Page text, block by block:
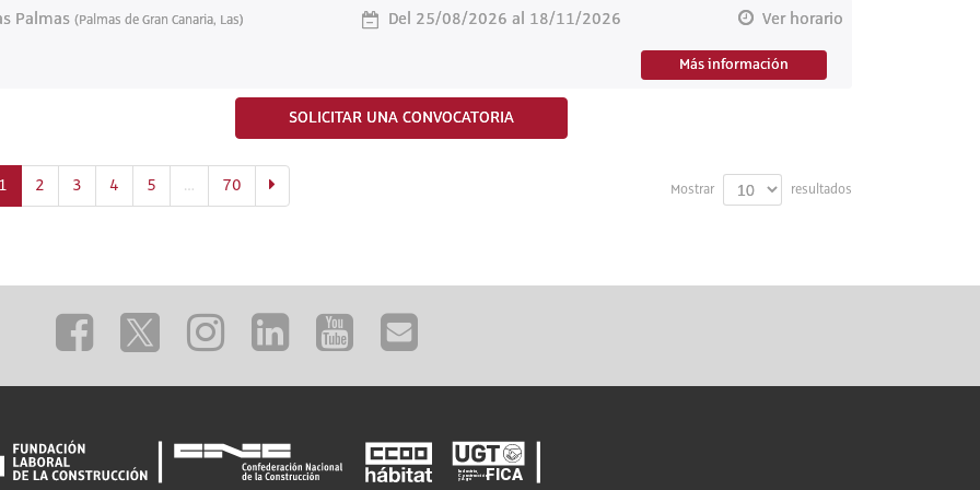
Palmas (Palmas de Gran Canaria, Las) Del 25/08/2026 al 18/11/2026 Ver horario
Más información
SOLICITAR UNA CONVOCATORIA
Mostrar resultados
(actual)
2 3 4 5 … 70